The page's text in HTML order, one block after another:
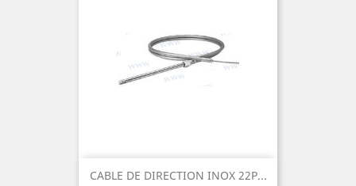
CABLE DE DIRECTION INOX 22P...